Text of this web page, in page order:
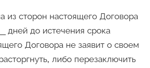
из сторон настоящего Договора
дней до истечения срока
Договора не заявит о своем
либо перезаключить